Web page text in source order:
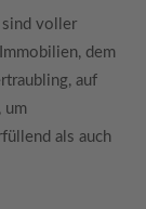
sind voller
dem
auf
um
als auch